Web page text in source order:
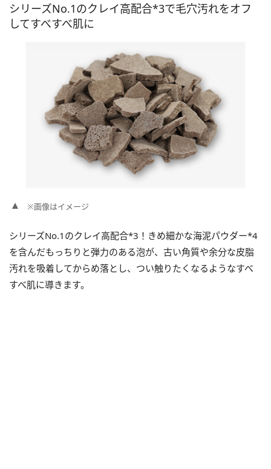
シリーズNo.1のクレイ高配合*3で毛穴汚れをオフ
してすべすべ肌に
※画像はイメージ
シリーズNo.1のクレイ高配合*3！きめ細かな海泥パウダー*4
を含んだもっちりと弾力のある泡が、古い角質や余分な皮脂
汚れを吸着してからめ落とし、つい触りたくなるようなすべ
すべ肌に導きます。